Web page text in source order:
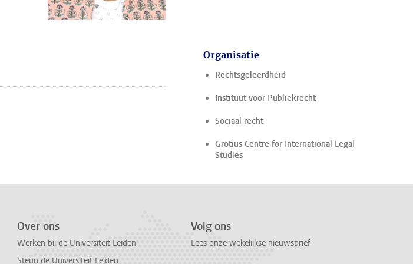
Organisatie
Rechtsgeleerdheid
Instituut voor Publiekrecht
Sociaal recht
Grotius Centre for International Legal
Studies
Over ons
Werken bij de Universiteit Leiden
Steun de Universiteit Leiden
Volg ons
Lees onze wekelijkse nieuwsbrief